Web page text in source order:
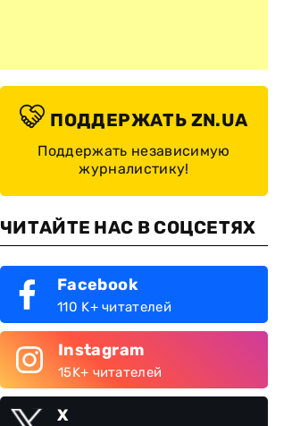
ПОДДЕРЖАТЬ ZN.UA
Поддержать независимую
журналистику!
ЧИТАЙТЕ НАС В СОЦСЕТЯХ
Facebook
110 K+ читателей
Instagram
15K+ читателей
X